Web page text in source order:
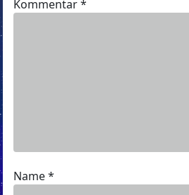
Kommentar*
Name*